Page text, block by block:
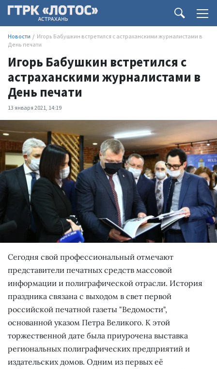
Новости
Игорь Бабушкин встретился с астраханскими журналистами в
День печати
Игорь Бабушкин встретился с
астраханскими журналистами в
День печати
13 января 2021, 14:19
Сегодня свой профессиональный отмечают
представители печатных средств массовой
информации и полиграфической отрасли. История
праздника связана с выходом в свет первой
российской печатной газеты "Ведомости",
основанной указом Петра Великого. К этой
торжественной дате была приурочена выставка
региональных полиграфических предприятий и
издательских домов. Одним из первых её